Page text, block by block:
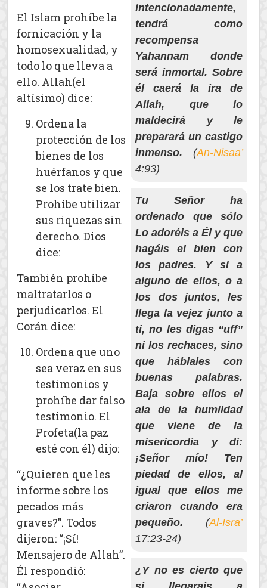
intencionadamente,
tendrá como
recompensa
Yahannam donde
será inmortal. Sobre
él caerá la ira de
Allah, que lo
maldecirá y le
preparará un castigo
inmenso. (An-Nisaa’
4:93)
Tu Señor ha
ordenado que sólo
Lo adoréis a Él y que
hagáis el bien con
los padres. Y si a
alguno de ellos, o a
los dos juntos, les
llega la vejez junto a
ti, no les digas “uff”
ni los rechaces, sino
que háblales con
buenas palabras.
Baja sobre ellos el
ala de la humildad
que viene de la
misericordia y di:
¡Señor mío! Ten
piedad de ellos, al
igual que ellos me
criaron cuando era
pequeño. (Al-Isra’
17:23-24)
¿Y no es cierto que
El Islam prohíbe la
fornicación y la
homosexualidad, y
todo lo que lleva a
ello. Allah(el
altísimo) dice:
Ordena la
protección de los
bienes de los
huérfanos y que
se los trate bien.
Prohíbe utilizar
sus riquezas sin
derecho. Dios
dice:
También prohíbe
maltratarlos o
perjudicarlos. El
Corán dice:
Ordena que uno
sea veraz en sus
testimonios y
prohíbe dar falso
testimonio. El
Profeta(la paz
esté con él) dijo:
“¿Quieren que les
informe sobre los
pecados más
graves?”. Todos
dijeron: “¡Sí!
Mensajero de Allah”.
Él respondió: